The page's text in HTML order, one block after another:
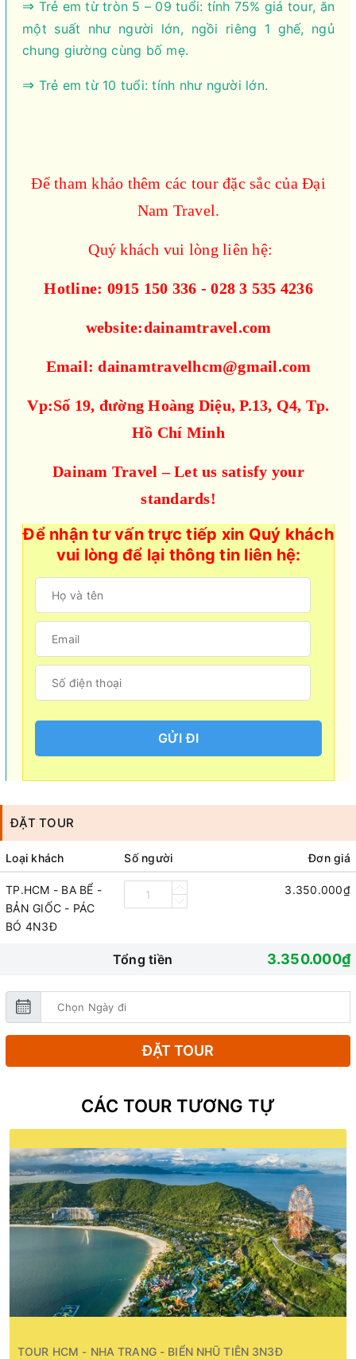
⇒ Trẻ em từ tròn 5 – 09 tuổi: tính 75% giá tour, ăn
một suất như người lớn, ngồi riêng 1 ghế, ngủ
chung giường cùng bố mẹ.
⇒ Trẻ em từ 10 tuổi: tính như người lớn.
Để tham khảo thêm các tour đặc sắc của Đại
Nam Travel.
Quý khách vui lòng liên hệ:
Hotline: 0915 150 336 - 028 3 535 4236
website:dainamtravel.com
Email: dainamtravelhcm@gmail.com
Vp:Số 19, đường Hoàng Diệu, P.13, Q4, Tp.
Hồ Chí Minh
Dainam Travel – Let us satisfy your
standards!
Để nhận tư vấn trực tiếp xin Quý khách
vui lòng để lại thông tin liên hệ:
GỬI ĐI
ĐẶT TOUR
Loại khách Số người Đơn giá
TP.HCM - BA BỂ -
BẢN GIỐC - PÁC
BÓ 4N3Đ
3.350.000₫
Tổng tiền 3.350.000₫
ĐẶT TOUR
CÁC TOUR TƯƠNG TỰ
TOUR HCM - NHA TRANG - BIỂN NHŨ TIÊN 3N3Đ